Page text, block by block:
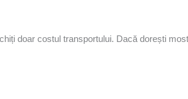
doar costul transportului. Dacă dorești